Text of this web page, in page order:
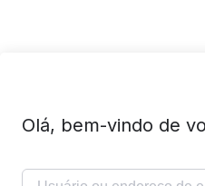
Olá, bem-vindo de